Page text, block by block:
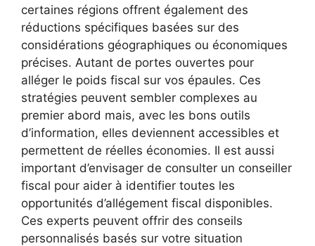
certaines régions offrent également des
réductions spécifiques basées sur des
considérations géographiques ou économiques
précises. Autant de portes ouvertes pour
alléger le poids fiscal sur vos épaules. Ces
stratégies peuvent sembler complexes au
premier abord mais, avec les bons outils
d’information, elles deviennent accessibles et
permettent de réelles économies. Il est aussi
important d’envisager de consulter un conseiller
fiscal pour aider à identifier toutes les
opportunités d’allégement fiscal disponibles.
Ces experts peuvent offrir des conseils
personnalisés basés sur votre situation